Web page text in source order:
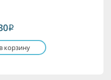
i
корзину